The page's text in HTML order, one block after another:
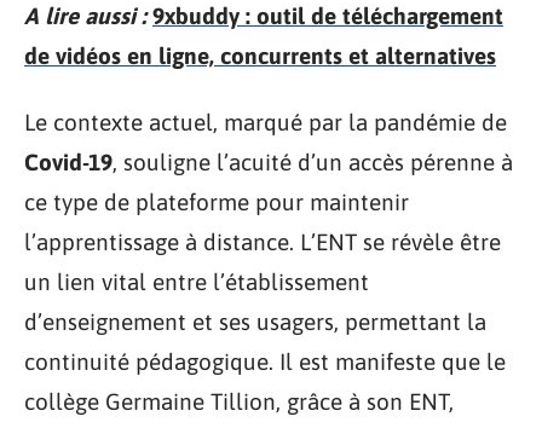
A lire aussi : 9xbuddy : outil de téléchargement
de vidéos en ligne, concurrents et alternatives
Le contexte actuel, marqué par la pandémie de
Covid-19, souligne l’acuité d’un accès pérenne à
ce type de plateforme pour maintenir
l’apprentissage à distance. L’ENT se révèle être
un lien vital entre l’établissement
d’enseignement et ses usagers, permettant la
continuité pédagogique. Il est manifeste que le
collège Germaine Tillion, grâce à son ENT,